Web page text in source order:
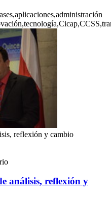
reflexión y cambio
análisis, reflexión y